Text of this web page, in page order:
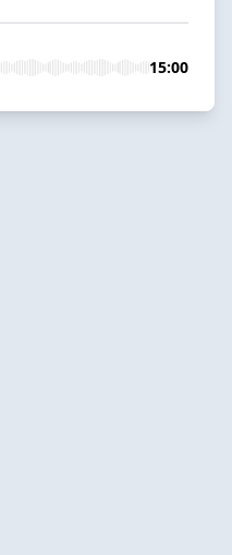
15:00